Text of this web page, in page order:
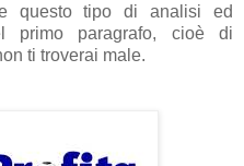
questo tipo di analisi ed
primo paragrafo, cioè di
ti troverai male.